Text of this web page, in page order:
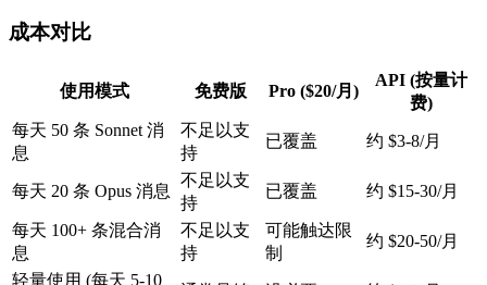
成本对比
使用模式 免费版 Pro ($20/月)
API (按量计
费)
每天 50 条 Sonnet 消
息
不足以支
持
已覆盖 约 $3-8/月
每天 20 条 Opus 消息
不足以支
持
已覆盖 约 $15-30/月
每天 100+ 条混合消
息
不足以支
持
可能触达限
制
约 $20-50/月
轻量使用 (每天 5-10